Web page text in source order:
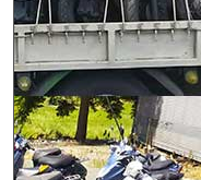
LINEでお問い合わせ